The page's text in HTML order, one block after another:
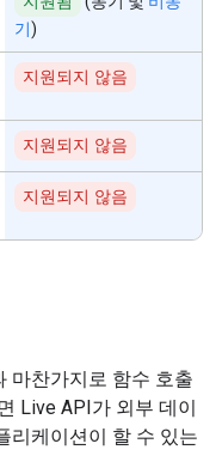
기)
지원되지 않음
지원되지 않음
지원되지 않음
마찬가지로 함수 호출
Live API가 외부 데이
리케이션이 할 수 있는